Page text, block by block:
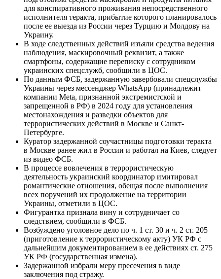
для конспиративного проживания непосредственного
исполнителя теракта, прибытие которого планировалось
после ее выезда из России через Турцию и Молдову на
Украину.
В ходе следственных действий изъяли средства ведения
наблюдения, маскировочный реквизит, а также
смартфоны, содержащие переписку с сотрудником
украинских спецслужб, сообщили в ЦОС.
По данным ФСБ, задержанную завербовали спецслужбы
Украины через мессенджер WhatsApp (принадлежит
компании Meta, признанной экстремистской и
запрещенной в РФ) в 2024 году для установления
местонахождения и разведки объектов для
террористических действий в Москве и Санкт-
Петербурге.
Куратор задержанной соучастницы подготовки теракта
в Москве ранее жил в России и работал на Киев, следует
из видео ФСБ.
В процессе вовлечения в террористическую
деятельность украинский координатор имитировал
романтические отношения, обещая после выполнения
всех поручений их продолжение на территории
Украины, отметили в ЦОС.
Фигурантка признала вину и сотрудничает со
следствием, сообщили в ФСБ.
Возбуждено уголовное дело по ч. 1 ст. 30 и ч. 2 ст. 205
(приготовление к террористическому акту) УК РФ с
дальнейшим документированием в ее действиях ст. 275
УК РФ (государственная измена).
Задержанной избрали меру пресечения в виде
заключения под стражу.